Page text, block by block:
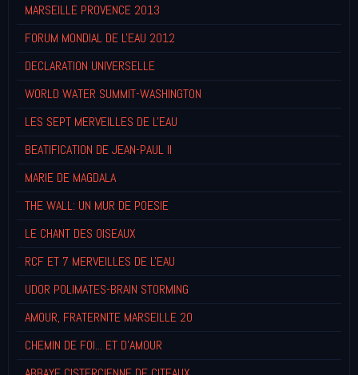
MARSEILLE PROVENCE 2013
FORUM MONDIAL DE L'EAU 2012
DECLARATION UNIVERSELLE
WORLD WATER SUMMIT-WASHINGTON
LES SEPT MERVEILLES DE L'EAU
BEATIFICATION DE JEAN-PAUL II
MARIE DE MAGDALA
THE WALL: UN MUR DE POESIE
LE CHANT DES OISEAUX
RCF ET 7 MERVEILLES DE L'EAU
UDOR POLIMATES-BRAIN STORMING
AMOUR, FRATERNITE MARSEILLE 20
CHEMIN DE FOI... ET D'AMOUR